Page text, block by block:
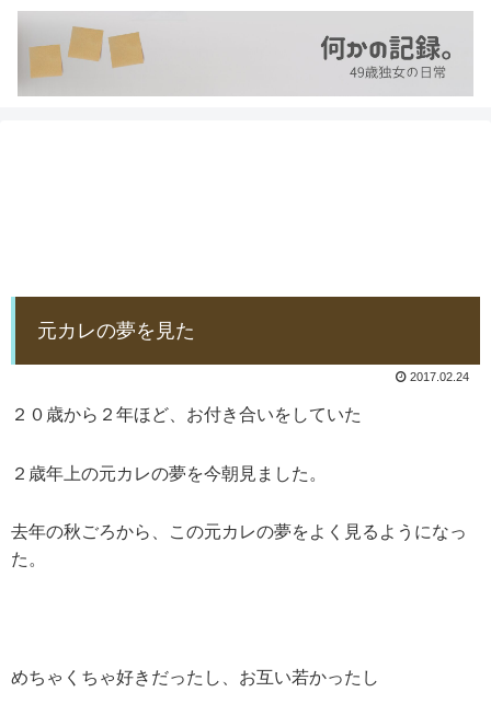
元カレの夢を見た
2017.02.24
２０歳から２年ほど、お付き合いをしていた
２歳年上の元カレの夢を今朝見ました。
去年の秋ごろから、この元カレの夢をよく見るようになっ
た。
めちゃくちゃ好きだったし、お互い若かったし